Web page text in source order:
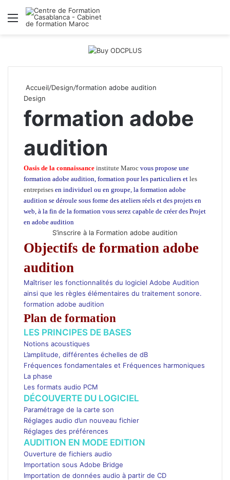
Menu
Accueil/Design/formation adobe audition
Design
formation adobe
audition
Oasis de la connaissance institute Maroc vous propose une
formation adobe audition, formation pour les particuliers et les
entreprises en individuel ou en groupe, la formation adobe
audition se déroule sous forme des ateliers réels et des projets en
web, à la fin de la formation vous serez capable de créer des Projet
en adobe audition
S’inscrire à la Formation adobe audition
Objectifs de formation adobe
audition
Maîtriser les fonctionnalités du logiciel Adobe Audition
ainsi que les règles élémentaires du traitement sonore.
formation adobe audition
Plan de formation
LES PRINCIPES DE BASES
Notions acoustiques
L’amplitude, différentes échelles de dB
Fréquences fondamentales et Fréquences harmoniques
La phase
Les formats audio PCM
DÉCOUVERTE DU LOGICIEL
Paramétrage de la carte son
Réglages audio d’un nouveau fichier
Réglages des préférences
AUDITION EN MODE EDITION
Ouverture de fichiers audio
Importation sous Adobe Bridge
Importation de données audio à partir de CD